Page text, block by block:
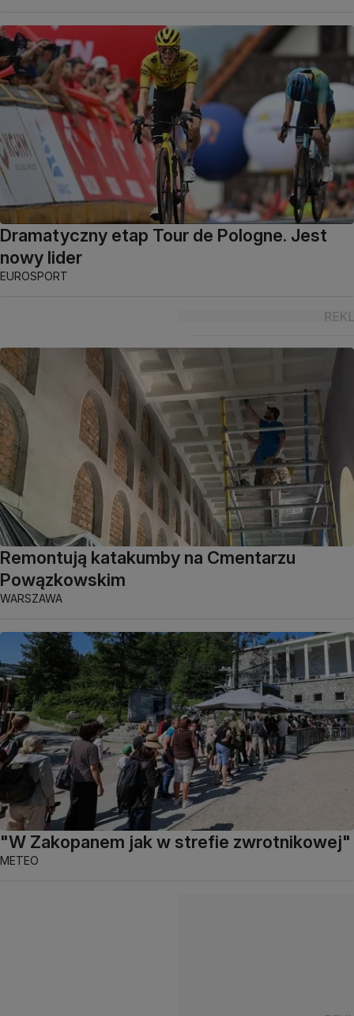
Dramatyczny etap Tour de Pologne. Jest
nowy lider
EUROSPORT
Remontują katakumby na Cmentarzu
Powązkowskim
WARSZAWA
"W Zakopanem jak w strefie zwrotnikowej"
METEO